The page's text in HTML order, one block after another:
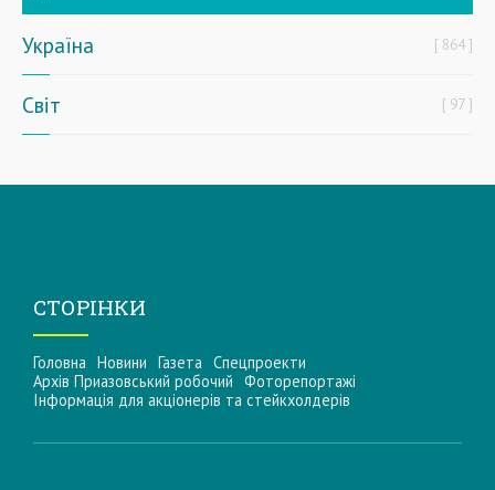
Україна 864
Світ 97
СТОРІНКИ
Головна Новини Газета Спецпроекти
Архів Приазовський робочий Фоторепортажі
Інформацiя для акцiонерiв та стейкхолдерiв